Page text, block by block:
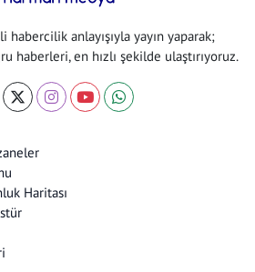
habercilik anlayışıyla yayın yaparak;
haberleri, en hızlı şekilde ulaştırıyoruz.
Haritası